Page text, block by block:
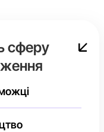
сферу